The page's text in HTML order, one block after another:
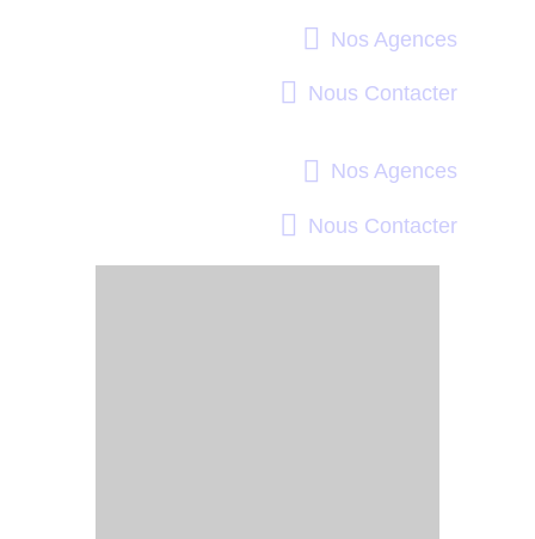
Nos Agences
Nous Contacter
Nos Agences
Nous Contacter